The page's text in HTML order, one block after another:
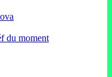
du moment